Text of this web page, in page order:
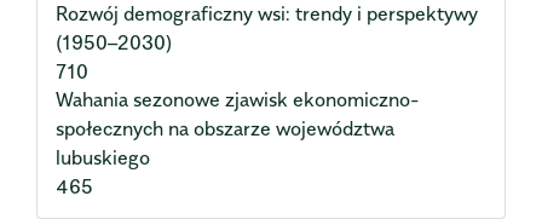
Rozwój demograficzny wsi: trendy i perspektywy
(1950–2030)
710
Wahania sezonowe zjawisk ekonomiczno-
społecznych na obszarze województwa
lubuskiego
465